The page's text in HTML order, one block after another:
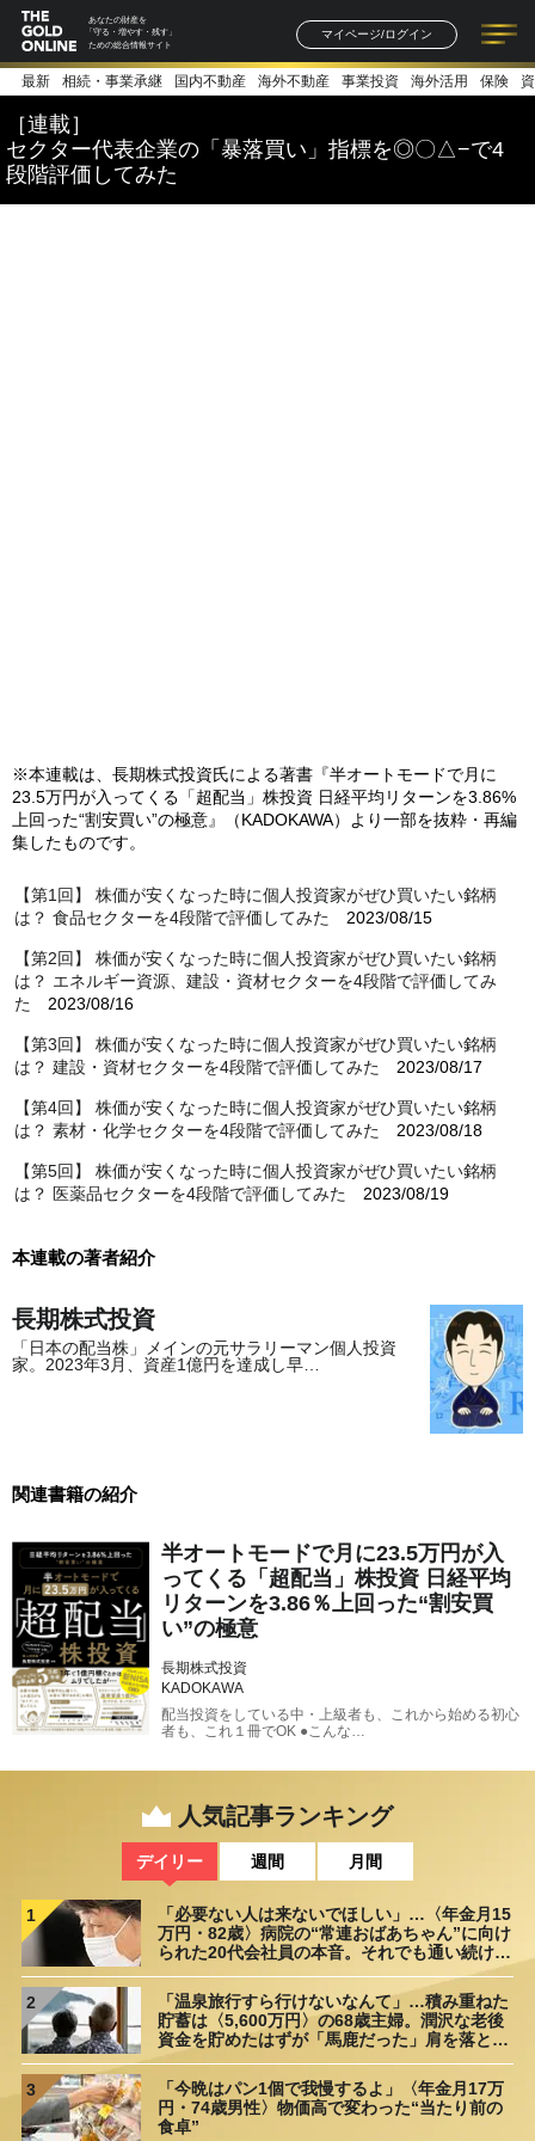
あなたの財産を
「守る・増やす・残す」
ための総合情報サイト
マイページ/ログイン
記事一覧 連載一覧
著者一覧 書籍一覧
最新 相続・事業承継 国内不動産 海外不動産 事業投資 海外活用 保険
［連載］
セクター代表企業の「暴落買い」指標を◎〇△−で4
段階評価してみた
※本連載は、長期株式投資氏による著書『半オートモードで月に
23.5万円が入ってくる「超配当」株投資 日経平均リターンを3.86%
上回った“割安買い”の極意』（KADOKAWA）より一部を抜粋・再編
集したものです。
【第1回】 株価が安くなった時に個人投資家がぜひ買いたい銘柄
は？ 食品セクターを4段階で評価してみた 2023/08/15
【第2回】 株価が安くなった時に個人投資家がぜひ買いたい銘柄
は？ エネルギー資源、建設・資材セクターを4段階で評価してみ
た 2023/08/16
【第3回】 株価が安くなった時に個人投資家がぜひ買いたい銘柄
は？ 建設・資材セクターを4段階で評価してみた 2023/08/17
【第4回】 株価が安くなった時に個人投資家がぜひ買いたい銘柄
は？ 素材・化学セクターを4段階で評価してみた 2023/08/18
【第5回】 株価が安くなった時に個人投資家がぜひ買いたい銘柄
は？ 医薬品セクターを4段階で評価してみた 2023/08/19
本連載の著者紹介
長期株式投資
「日本の配当株」メインの元サラリーマン個人投資
家。2023年3月、資産1億円を達成し早…
関連書籍の紹介
半オートモードで月に23.5万円が入
ってくる「超配当」株投資 日経平均
リターンを3.86％上回った“割安買
い”の極意
長期株式投資
KADOKAWA
配当投資をしている中・上級者も、これから始める初心
者も、これ１冊でOK ●こんな…
人気記事ランキング
デイリー 週間 月間
1
「必要ない人は来ないでほしい」…〈年金月15
万円・82歳〉病院の“常連おばあちゃん”に向け
られた20代会社員の本音。それでも通い続ける
理由
2
「温泉旅行すら行けないなんて」…積み重ねた
貯蓄は〈5,600万円〉の68歳主婦。潤沢な老後
資金を貯めたはずが「馬鹿だった」肩を落とす
理由
3
「今晩はパン1個で我慢するよ」〈年金月17万
円・74歳男性〉物価高で変わった“当たり前の
食卓”